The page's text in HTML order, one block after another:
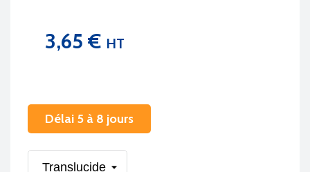
3,65 € HT
Délai 5 à 8 jours